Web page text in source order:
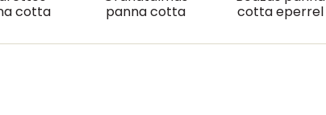
cotta
panna cotta
cotta eperrel